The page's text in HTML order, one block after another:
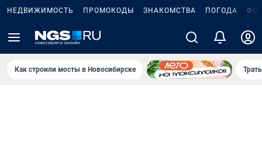
НЕДВИЖИМОСТЬ ПРОМОКОДЫ ЗНАКОМСТВА ПОГОДА
Как строили мосты в Новосибирске